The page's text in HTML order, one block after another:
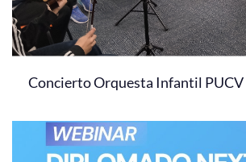
Concierto Orquesta Infantil PUCV